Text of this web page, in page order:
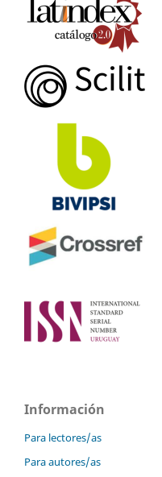
Información
Para lectores/as
Para autores/as